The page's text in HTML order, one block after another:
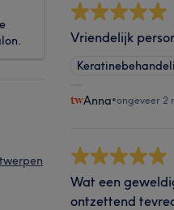
Vriendelijk
Anna•ongeveer 2
Wat een
ontzettend